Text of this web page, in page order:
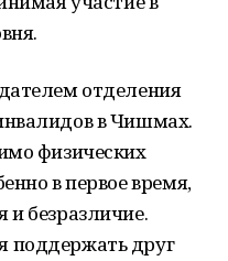
отделения
в Чишмах.
физических
в первое время,
и безразличие.
поддержать друг